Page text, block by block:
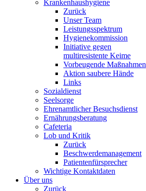
Krankenhaushygiene
Zurück
Unser Team
Leistungsspektrum
Hygienekommission
Initiative gegen
multiresistente Keime
Vorbeugende Maßnahmen
Aktion saubere Hände
Links
Sozialdienst
Seelsorge
Ehrenamtlicher Besuchsdienst
Ernährungsberatung
Cafeteria
Lob und Kritik
Zurück
Beschwerdemanagement
Patientenfürsprecher
Wichtige Kontaktdaten
Über uns
Zurück